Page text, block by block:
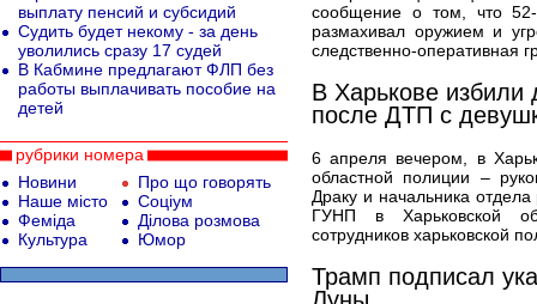
сообщение о том, что 52-
размахивал оружием и
следственно-оперативная
В Харькове избили
после ДТП с
6 апреля вечером, в
областной полиции –
Драку и начальника
ГУНП в Харьковской
сотрудников харьковской
Трамп подписал
выплату пенсий и субсидий
Судить будет некому - за день
уволились сразу 17 судей
В Кабмине предлагают ФЛП без
работы выплачивать пособие на
детей
рубрики номера
Новини
Наше місто
Феміда
Культура
Про що говорять
Соціум
Ділова розмова
Юмор